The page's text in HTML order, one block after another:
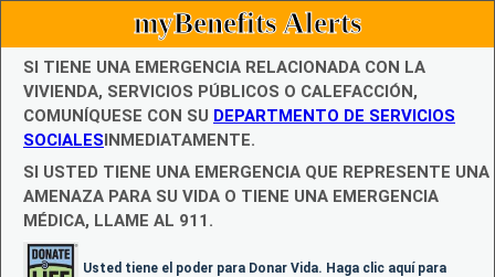
myBenefits Alerts
SI TIENE UNA EMERGENCIA RELACIONADA CON LA
VIVIENDA, SERVICIOS PÚBLICOS O CALEFACCIÓN,
COMUNÍQUESE CON SU DEPARTMENTO DE SERVICIOS
SOCIALESINMEDIATAMENTE.
SI USTED TIENE UNA EMERGENCIA QUE REPRESENTE UNA
AMENAZA PARA SU VIDA O TIENE UNA EMERGENCIA
MÉDICA, LLAME AL 911.
Usted tiene el poder para Donar Vida. Haga clic aquí para